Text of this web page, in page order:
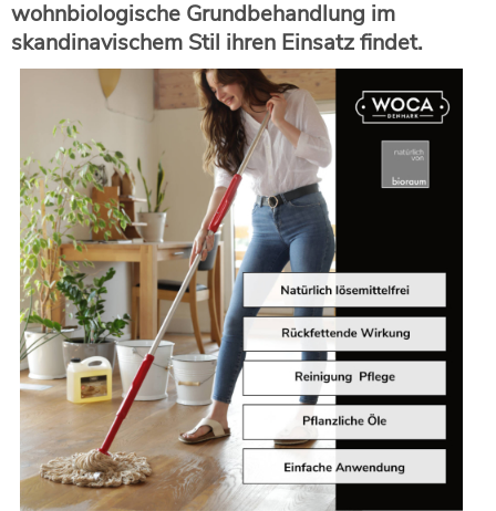
wohnbiologische Grundbehandlung im
skandinavischem Stil ihren Einsatz findet.